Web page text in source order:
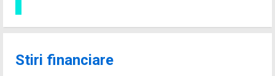
Stiri financiare